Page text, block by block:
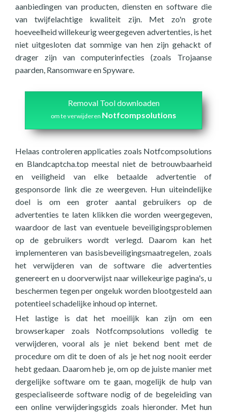
aanbiedingen van producten, diensten en software die
van twijfelachtige kwaliteit zijn. Met zo'n grote
hoeveelheid willekeurig weergegeven advertenties, is het
niet uitgesloten dat sommige van hen zijn gehackt of
drager zijn van computerinfecties (zoals Trojaanse
paarden, Ransomware en Spyware.
Removal Tool downloaden
om te verwijderen Notfcompsolutions
Helaas controleren applicaties zoals Notfcompsolutions
en Blandcaptcha.top meestal niet de betrouwbaarheid
en veiligheid van elke betaalde advertentie of
gesponsorde link die ze weergeven. Hun uiteindelijke
doel is om een groter aantal gebruikers op de
advertenties te laten klikken die worden weergegeven,
waardoor de last van eventuele beveiligingsproblemen
op de gebruikers wordt verlegd. Daarom kan het
implementeren van basisbeveiligingsmaatregelen, zoals
het verwijderen van de software die advertenties
genereert en u doorverwijst naar willekeurige pagina's, u
beschermen tegen per ongeluk worden blootgesteld aan
potentieel schadelijke inhoud op internet.
Het lastige is dat het moeilijk kan zijn om een
browserkaper zoals Notfcompsolutions volledig te
verwijderen, vooral als je niet bekend bent met de
procedure om dit te doen of als je het nog nooit eerder
hebt gedaan. Daarom heb je, om op de juiste manier met
dergelijke software om te gaan, mogelijk de hulp van
gespecialiseerde software nodig of de begeleiding van
een online verwijderingsgids zoals hieronder. Met hun